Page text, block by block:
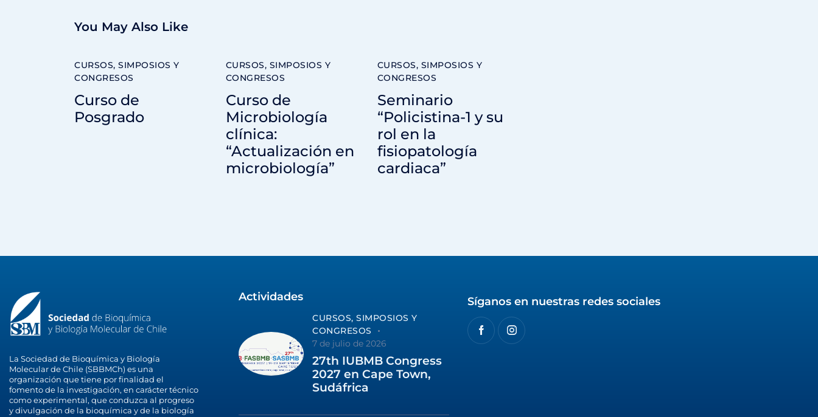
You May Also Like
CURSOS, SIMPOSIOS Y
CONGRESOS
Curso de
Posgrado
CURSOS, SIMPOSIOS Y
CONGRESOS
Curso de
Microbiología
clínica:
“Actualización en
microbiología”
CURSOS, SIMPOSIOS Y
CONGRESOS
Seminario
“Policistina-1 y su
rol en la
fisiopatología
cardiaca”
La Sociedad de Bioquímica y Biología
Molecular de Chile (SBBMCh) es una
organización que tiene por finalidad el
fomento de la investigación, en carácter técnico
como experimental, que conduzca al progreso
y divulgación de la bioquímica y de la biología
Actividades
CURSOS, SIMPOSIOS Y
CONGRESOS
7 de julio de 2026
27th IUBMB Congress
2027 en Cape Town,
Sudáfrica
Síganos en nuestras redes sociales